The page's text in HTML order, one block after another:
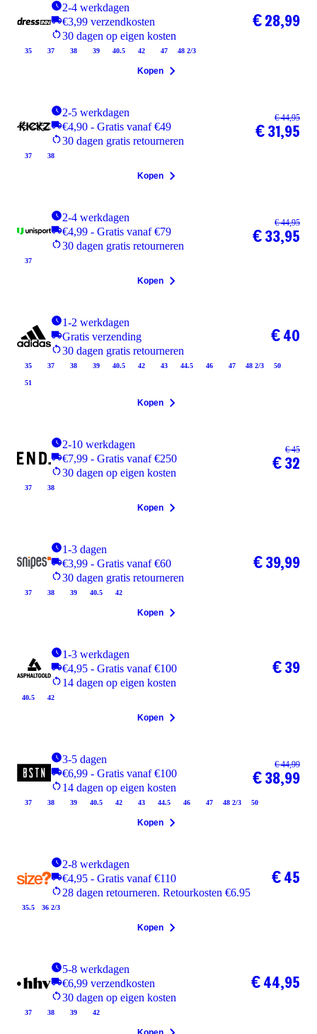
2-4 werkdagen
€3,99 verzendkosten
30 dagen op eigen kosten
35 37 38 39 40.5 42 47 48 2/3
€ 28,99
Kopen
2-5 werkdagen
€4,90 - Gratis vanaf €49
30 dagen gratis retourneren
37 38
€ 44,95
€ 31,95
Kopen
2-4 werkdagen
€4,99 - Gratis vanaf €79
30 dagen gratis retourneren
37
€ 44,95
€ 33,95
Kopen
1-2 werkdagen
Gratis verzending
30 dagen gratis retourneren
35 37 38 39 40.5 42 43 44.5 46 47 48 2/3 50
51
€ 40
Kopen
2-10 werkdagen
€7,99 - Gratis vanaf €250
30 dagen op eigen kosten
37 38
€ 45
€ 32
Kopen
1-3 dagen
€3,99 - Gratis vanaf €60
30 dagen gratis retourneren
37 38 39 40.5 42
€ 39,99
Kopen
1-3 werkdagen
€4,95 - Gratis vanaf €100
14 dagen op eigen kosten
40.5 42
€ 39
Kopen
3-5 dagen
€6,99 - Gratis vanaf €100
14 dagen op eigen kosten
37 38 39 40.5 42 43 44.5 46 47 48 2/3 50
€ 44,99
€ 38,99
Kopen
2-8 werkdagen
€4,95 - Gratis vanaf €110
28 dagen retourneren. Retourkosten €6.95
35.5 36 2/3
€ 45
Kopen
5-8 werkdagen
€6,99 verzendkosten
30 dagen op eigen kosten
37 38 39 42
€ 44,95